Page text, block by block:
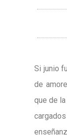
Si junio
de
que de